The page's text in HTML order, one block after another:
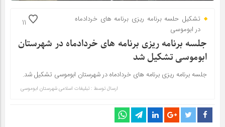
11
تشکیل حلسه برنامه ریزی برنامه های خردادماه
در ابوموسی
جلسه برنامه ریزی برنامه های خردادماه در شهرستان
ابوموسی تشکیل شد
جلسه برنامه ریزی برنامه های خردادماه در شهرستان ابوموسی تشکیل شد.
ارسال توسط : تبلیغات اسلامی شهرستان ابوموسی